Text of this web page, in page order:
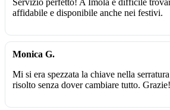
affidabile e disponibile anche nei festivi.
Monica G.
Mi si era spezzata la chiave nella
risolto senza dover cambiare tutto. Grazie!